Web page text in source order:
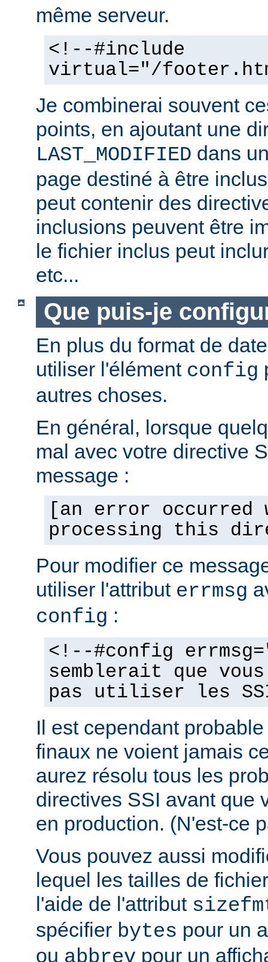
même serveur.
<!--#include
virtual="/
Je combinerai souvent
points, en ajoutant une
LAST_MODIFIED dans
page destiné à être
peut contenir des
inclusions peuvent être
le fichier inclus peut
etc...
Que puis-je
En plus du format de
utiliser l'élément config
autres choses.
En général, lorsque
mal avec votre directive
message :
[an error occurred
processing this
Pour modifier ce
utiliser l'attribut errmsg
config :
<!--#config
semblerait que
pas utiliser les
Il est cependant
finaux ne voient jamais
aurez résolu tous les
directives SSI avant que
en production. (N'est-ce
Vous pouvez aussi
lequel les tailles de
l'aide de l'attribut
spécifier bytes pour un
ou abbrev pour un